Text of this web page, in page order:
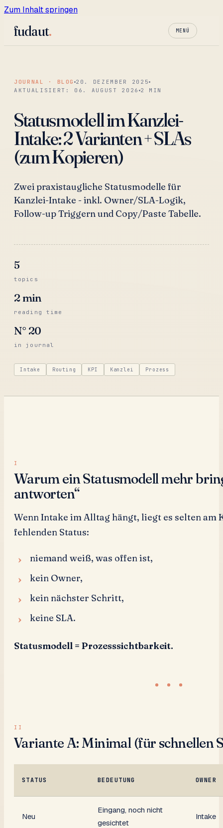
Zum Inhalt springen
fudaut. MENÜ
JOURNAL · BLOG 20. DEZEMBER 2025
AKTUALISIERT:
06. AUGUST 2026 2 MIN
Statusmodell im Kanzlei-
Intake: 2 Varianten + SLAs
(zum Kopieren)
Zwei praxistaugliche Statusmodelle für
Kanzlei-Intake - inkl. Owner/SLA-Logik,
Follow-up Triggern und Copy/Paste Tabelle.
5
topics
2min
reading time
N° 20
in journal
Intake Routing KPI Kanzlei Prozess
Warum ein Statusmodell mehr
antworten“
Wenn Intake im Alltag hängt, liegt es selten am
fehlenden Status:
niemand weiß, was offen ist,
kein Owner,
kein nächster Schritt,
keine SLA.
Statusmodell = Prozesssichtbarkeit.
Variante A: Minimal (für schnellen
STATUS BEDEUTUNG OWNER
Neu
Eingang, noch nicht
gesichtet
Intake